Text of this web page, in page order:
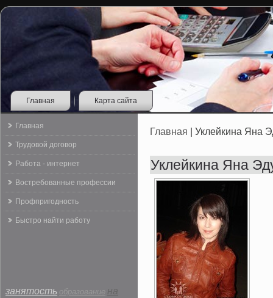
Главная Карта сайта
Главная
Трудовой договор
Работа - интернет
Востребованные профессии
Профпригодность
Быстро найти работу
занятость образование на
Главная | Уклейкина Яна
Уклейкина Яна